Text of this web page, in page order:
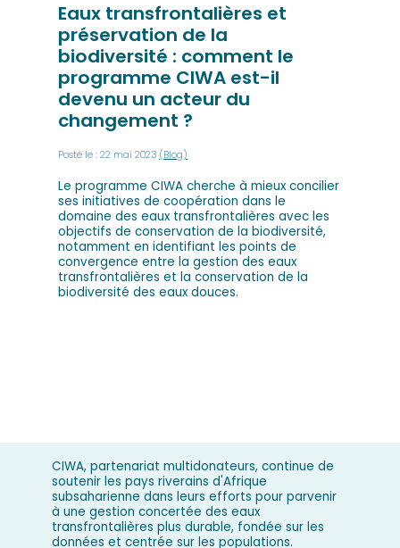
Eaux transfrontalières et
préservation de la
biodiversité : comment le
programme CIWA est-il
devenu un acteur du
changement ?
Posté le : 22 mai 2023 (Blog)
Le programme CIWA cherche à mieux concilier
ses initiatives de coopération dans le
domaine des eaux transfrontalières avec les
objectifs de conservation de la biodiversité,
notamment en identifiant les points de
convergence entre la gestion des eaux
transfrontalières et la conservation de la
biodiversité des eaux douces.
CIWA, partenariat multidonateurs, continue de
soutenir les pays riverains d'Afrique
subsaharienne dans leurs efforts pour parvenir
à une gestion concertée des eaux
transfrontalières plus durable, fondée sur les
données et centrée sur les populations.